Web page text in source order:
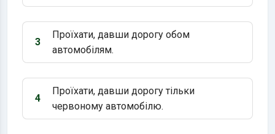
Варіант 3:
3
Проїхати, давши дорогу обом
автомобілям.
Варіант 4:
4
Проїхати, давши дорогу тільки
червоному автомобілю.